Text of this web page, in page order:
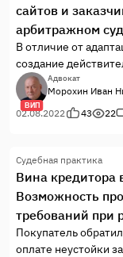
сайтов и
арбитражном
В отличие от
создание
интернет-сайтов
требующее
этим делом
ВИП
Адвокат
Морохин Иван
02.08.2022
43 22
Судебная практика
Вина кредитора
Возможность
требований при
Покупатель
оплате неустойки